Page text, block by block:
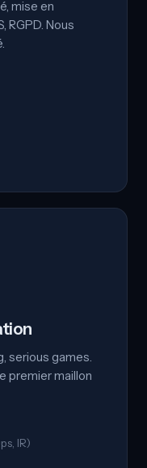
mise en
RGPD. Nous
serious games.
premier maillon
IR)